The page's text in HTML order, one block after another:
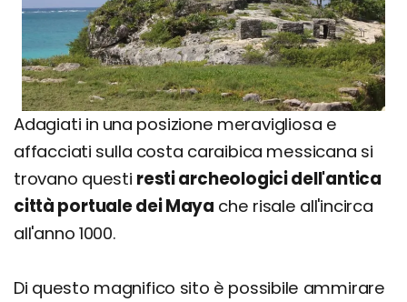
Adagiati in una posizione meravigliosa e
affacciati sulla costa caraibica messicana si
trovano questi resti archeologici dell'antica
città portuale dei Maya che risale all'incirca
all'anno 1000.
Di questo magnifico sito è possibile ammirare